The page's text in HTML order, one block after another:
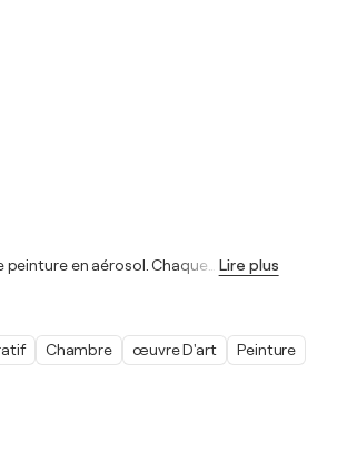
en aérosol. Chaque Lire plus
Chambre œuvre D'art Peinture